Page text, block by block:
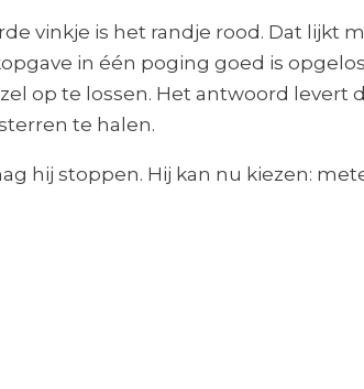
vinkje is het randje rood. Dat lijkt
in één poging goed is
op te lossen. Het antwoord levert
te halen.
hij stoppen. Hij kan nu kiezen: